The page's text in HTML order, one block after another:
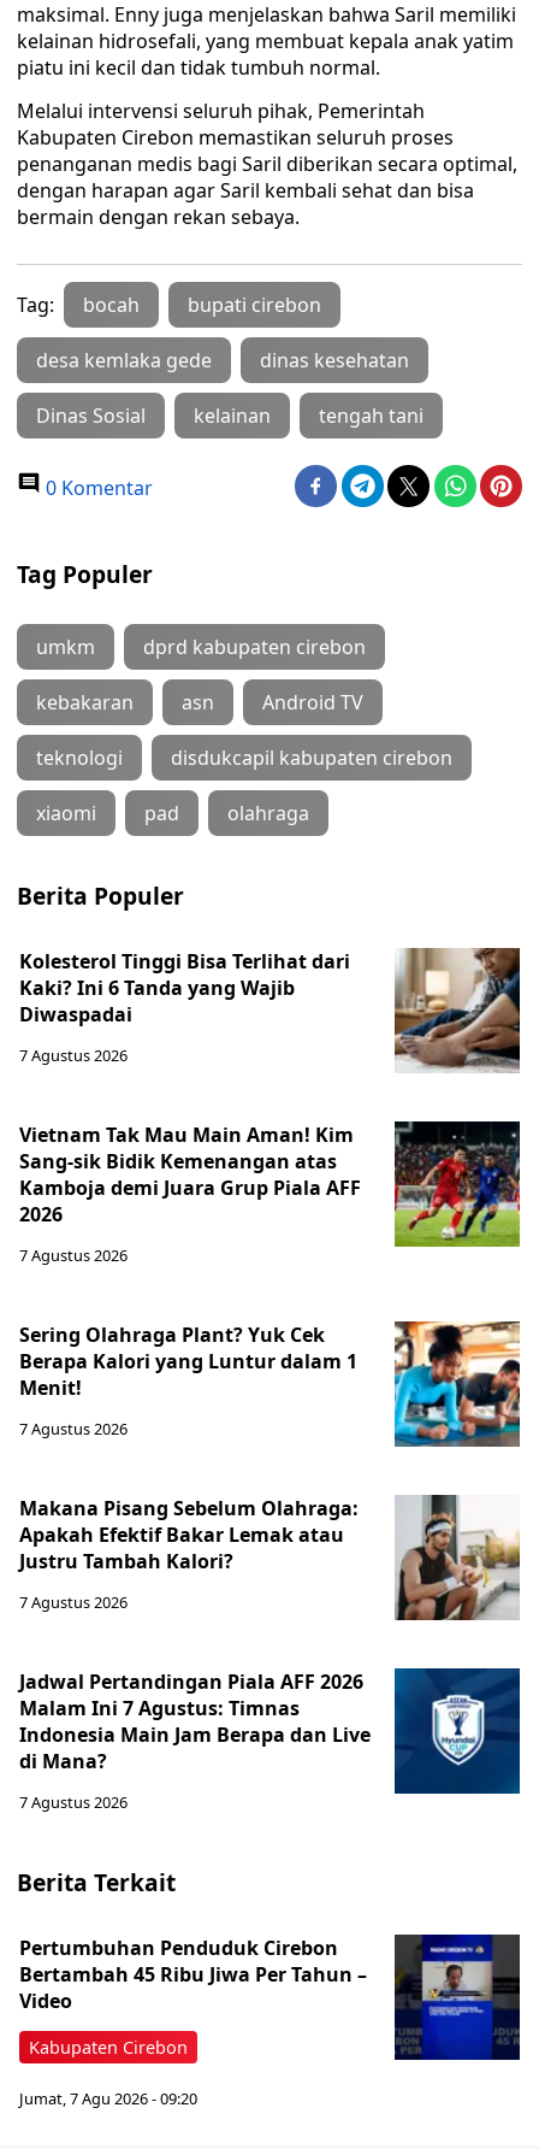
maksimal. Enny juga menjelaskan bahwa Saril memiliki
kelainan hidrosefali, yang membuat kepala anak yatim
piatu ini kecil dan tidak tumbuh normal.
Melalui intervensi seluruh pihak, Pemerintah
Kabupaten Cirebon memastikan seluruh proses
penanganan medis bagi Saril diberikan secara optimal,
dengan harapan agar Saril kembali sehat dan bisa
bermain dengan rekan sebaya.
Tag: bocah bupati cirebon
desa kemlaka gede dinas kesehatan
Dinas Sosial kelainan tengah tani
0 Komentar
Tag Populer
umkm dprd kabupaten cirebon
kebakaran asn Android TV
teknologi disdukcapil kabupaten cirebon
xiaomi pad olahraga
Berita Populer
Kolesterol Tinggi Bisa Terlihat dari
Kaki? Ini 6 Tanda yang Wajib
Diwaspadai
7 Agustus 2026
Vietnam Tak Mau Main Aman! Kim
Sang-sik Bidik Kemenangan atas
Kamboja demi Juara Grup Piala AFF
2026
7 Agustus 2026
Sering Olahraga Plant? Yuk Cek
Berapa Kalori yang Luntur dalam 1
Menit!
7 Agustus 2026
Makana Pisang Sebelum Olahraga:
Apakah Efektif Bakar Lemak atau
Justru Tambah Kalori?
7 Agustus 2026
Jadwal Pertandingan Piala AFF 2026
Malam Ini 7 Agustus: Timnas
Indonesia Main Jam Berapa dan Live
di Mana?
7 Agustus 2026
Berita Terkait
Kabupaten Cirebon
Pertumbuhan Penduduk Cirebon
Bertambah 45 Ribu Jiwa Per Tahun –
Video
Jumat, 7 Agu 2026 - 09:20